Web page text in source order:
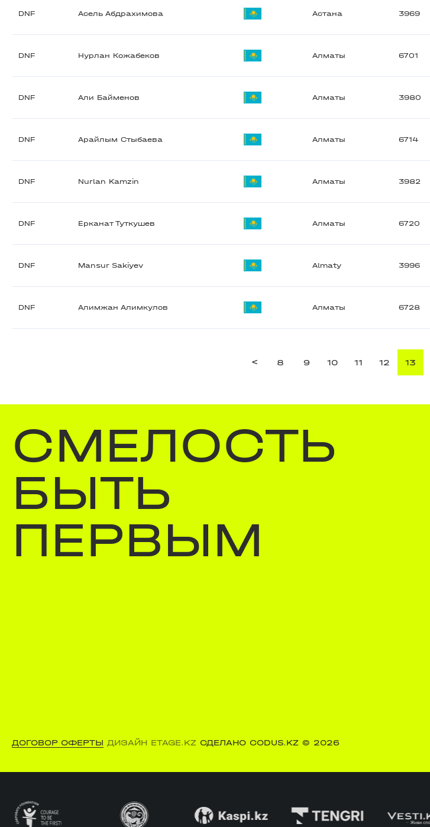
DNF Асель Абдрахимова Астана 3969
DNF Нурлан Кожабеков Алматы 6701
DNF Али Байменов Алматы 3980
DNF Арайлым Стыбаева Алматы 6714
DNF Nurlan Kamzin Алматы 3982
DNF Ерканат Туткушев Алматы 6720
DNF Mansur Sakiyev Almaty 3996
DNF Алимжан Алимкулов Алматы 6728
< 8 9 10 11 12 13
СМЕЛОСТЬ
БЫТЬ
ПЕРВЫМ
ДОГОВОР ОФЕРТЫ ДИЗАЙН ETAGE.KZ СДЕЛАНО CODUS.KZ © 2026